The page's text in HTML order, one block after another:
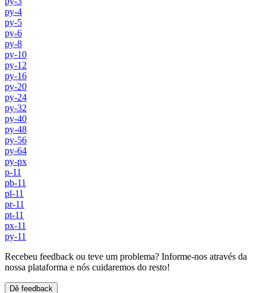
py-4
py-5
py-6
py-8
py-10
py-12
py-16
py-20
py-24
py-32
py-40
py-48
py-56
py-64
py-px
p-11
pb-11
pl-11
pr-11
pt-11
px-11
py-11
Recebeu feedback ou teve um problema? Informe-nos através da
nossa plataforma e nós cuidaremos do resto!
Dê feedback